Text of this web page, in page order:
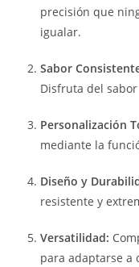
precisión que
igualar.
Sabor
Disfruta del
Personalización
mediante la
Diseño y
resistente y
Versatilidad:
para adaptarse a